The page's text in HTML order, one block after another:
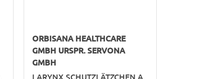
ORBISANA HEALTHCARE
GMBH URSPR. SERVONA
GMBH
LARYNX SCHUTZLÄTZCHEN A